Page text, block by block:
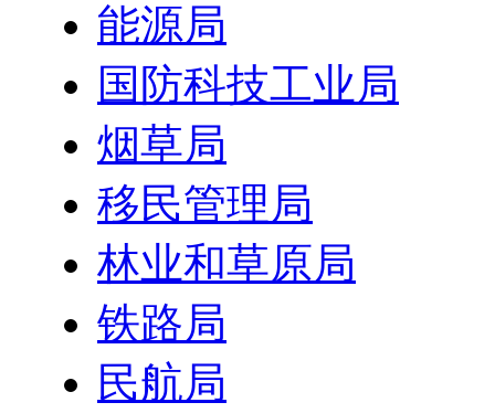
能源局
国防科技工业局
烟草局
移民管理局
林业和草原局
铁路局
民航局